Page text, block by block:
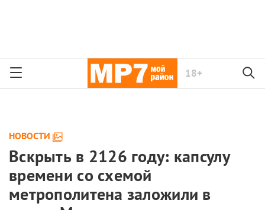
18+
НОВОСТИ
Вскрыть в 2126 году: капсулу
времени со схемой
метрополитена заложили в